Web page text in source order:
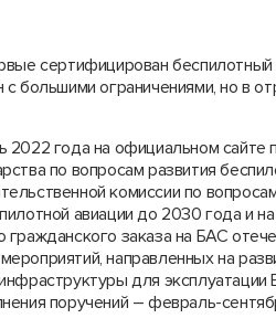
сертифицирован
большими ограничениями, но в
2022 года на официальном сайте
по вопросам развития
комиссии по
авиации до 2030 года и
гражданского заказа на БАС
направленных на
для
поручений – февраль-